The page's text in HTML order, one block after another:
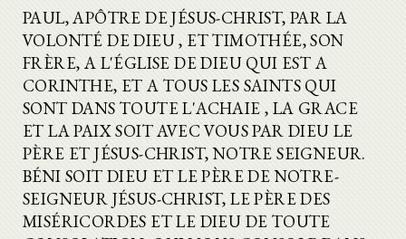
PAUL, APÔTRE DE JÉSUS-CHRIST, PAR LA
VOLONTÉ DE DIEU , ET TIMOTHÉE, SON
FRÈRE, A L'ÉGLISE DE DIEU QUI EST A
CORINTHE, ET A TOUS LES SAINTS QUI
SONT DANS TOUTE L'ACHAIE , LA GRACE
ET LA PAIX SOIT AVEC VOUS PAR DIEU LE
PÈRE ET JÉSUS-CHRIST, NOTRE SEIGNEUR.
BÉNI SOIT DIEU ET LE PÈRE DE NOTRE-
SEIGNEUR JÉSUS-CHRIST, LE PÈRE DES
MISÉRICORDES ET LE DIEU DE TOUTE